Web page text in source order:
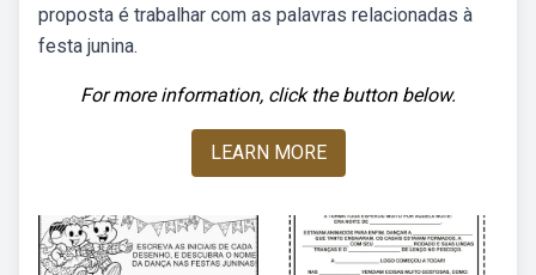
proposta é trabalhar com as palavras relacionadas à
festa junina.
For more information, click the button below.
LEARN MORE